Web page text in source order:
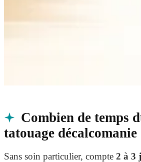
Combien de temps
tatouage décalcomanie
Sans soin particulier, compte 2 à 3